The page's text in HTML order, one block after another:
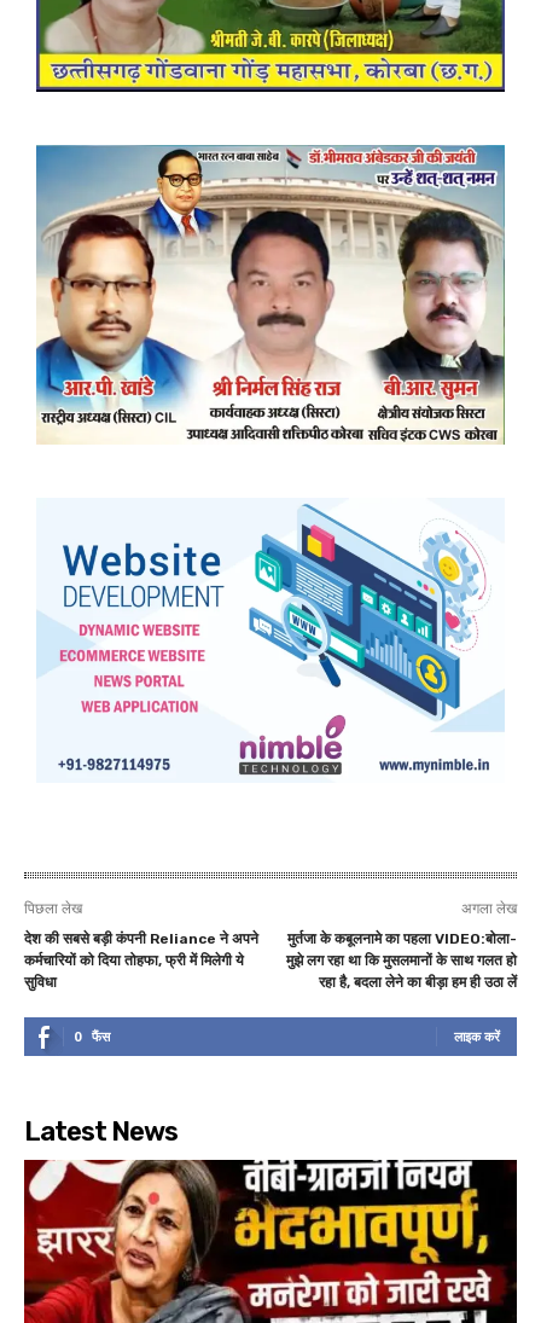
पिछला लेख
देश की सबसे बड़ी कंपनी Reliance ने अपने
कर्मचारियों को दिया तोहफा, फ्री में मिलेगी ये
सुविधा
अगला लेख
मुर्तजा के कबूलनामे का पहला VIDEO:बोला-
मुझे लग रहा था कि मुसलमानों के साथ गलत हो
रहा है, बदला लेने का बीड़ा हम ही उठा लें
0 फैंस लाइक करें
Latest News